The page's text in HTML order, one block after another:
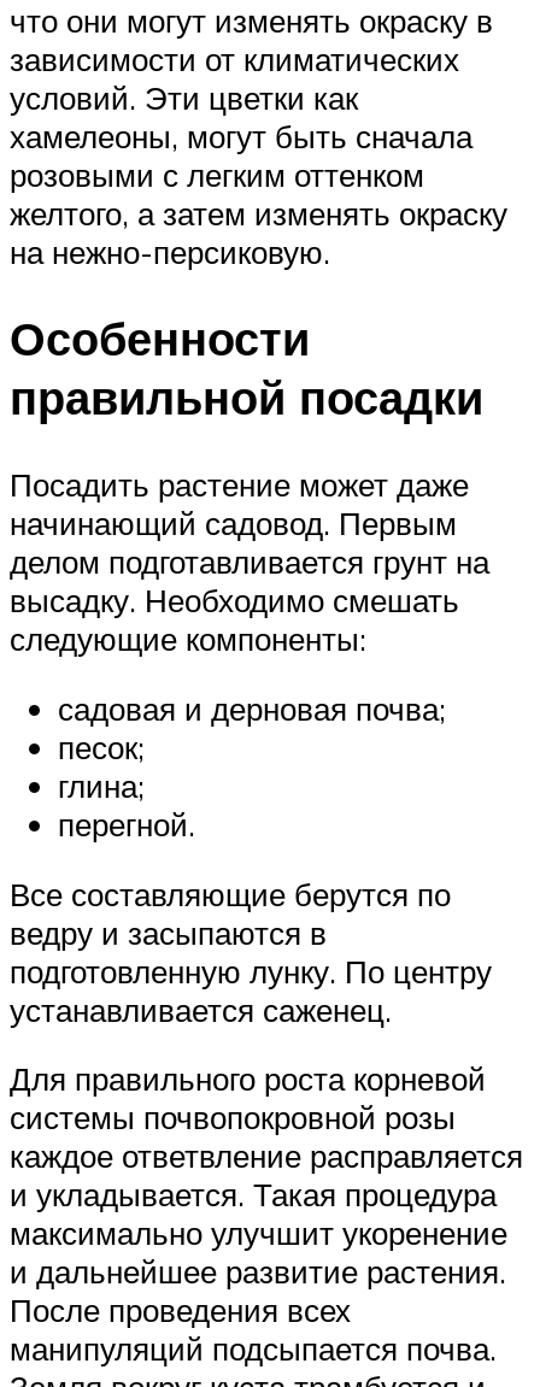
что они могут изменять окраску в
зависимости от климатических
условий. Эти цветки как
хамелеоны, могут быть сначала
розовыми с легким оттенком
желтого, а затем изменять окраску
на нежно-персиковую.
Особенности
правильной посадки
Посадить растение может даже
начинающий садовод. Первым
делом подготавливается грунт на
высадку. Необходимо смешать
следующие компоненты:
садовая и дерновая почва;
песок;
глина;
перегной.
Все составляющие берутся по
ведру и засыпаются в
подготовленную лунку. По центру
устанавливается саженец.
Для правильного роста корневой
системы почвопокровной розы
каждое ответвление расправляется
и укладывается. Такая процедура
максимально улучшит укоренение
и дальнейшее развитие растения.
После проведения всех
манипуляций подсыпается почва.